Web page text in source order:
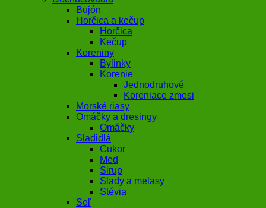
Bujón
Horčica a kečup
Horčica
Kečup
Koreniny
Bylinky
Korenie
Jednodruhové
Koreniace zmesi
Morské riasy
Omáčky a dresingy
Omáčky
Sladidlá
Cukor
Med
Sirup
Slady a melasy
Stévia
Soľ